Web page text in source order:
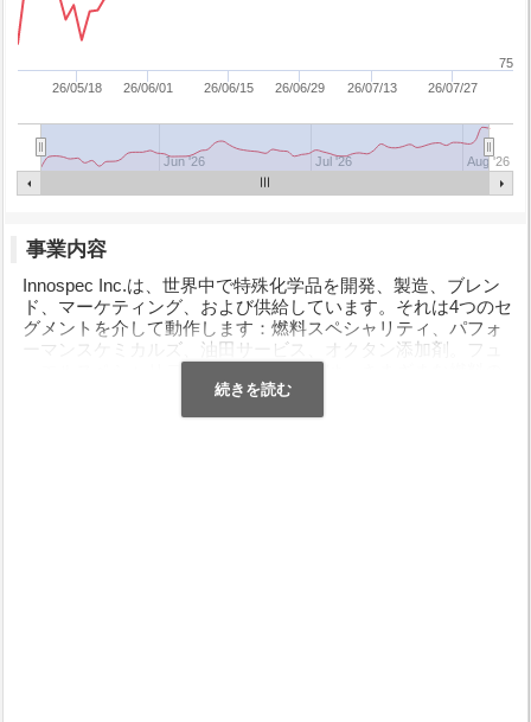
26/05/18 26/06/01 26/06/15 26/06/29 26/07/13 26/07/27
Jun '26 Jul '26 Aug '26
75
事業内容
Innospec Inc.は、世界中で特殊化学品を開発、製造、ブレン
ド、マーケティング、および供給しています。それは4つのセ
グメントを介して動作します：燃料スペシャリティ、パフォ
ーマンスケミカルズ、油田サービス、オクタン添加剤。フュ
添加剤として使用されるさまざまな特殊化学製品を提供して
います。同社の製品は、自動車、船舶、航空エンジンの操作